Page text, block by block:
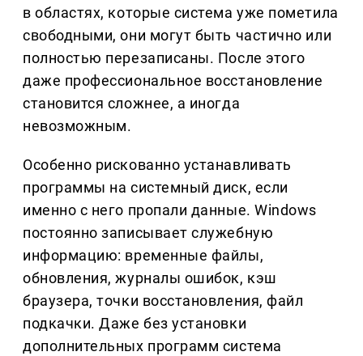
в областях, которые система уже пометила
свободными, они могут быть частично или
полностью перезаписаны. После этого
даже профессиональное восстановление
становится сложнее, а иногда
невозможным.
Особенно рискованно устанавливать
программы на системный диск, если
именно с него пропали данные. Windows
постоянно записывает служебную
информацию: временные файлы,
обновления, журналы ошибок, кэш
браузера, точки восстановления, файл
подкачки. Даже без установки
дополнительных программ система